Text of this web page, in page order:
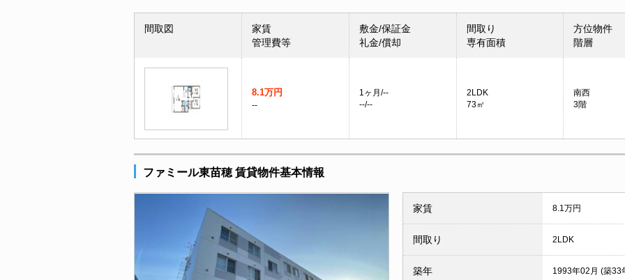
間取図
家賃
管理費等
敷金/保証金
礼金/償却
間取り
専有面積
方位物件
階層
8.1万円
--
1ヶ月/--
--/--
2LDK
73㎡
南西
3階
ファミール東苗穂 賃貸物件基本情報
家賃 8.1万円
間取り 2LDK
築年 1993年02月 (築33